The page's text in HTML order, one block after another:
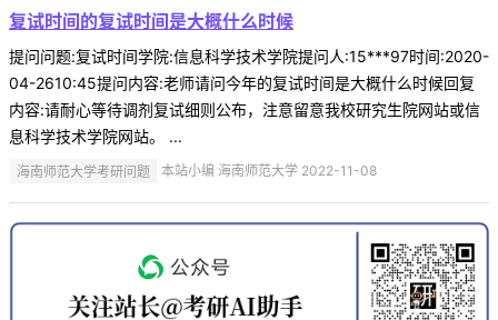
复试时间的复试时间是大概什么时候
提问问题:复试时间学院:信息科学技术学院提问人:15***97时间:2020-
04-2610:45提问内容:老师请问今年的复试时间是大概什么时候回复
内容:请耐心等待调剂复试细则公布，注意留意我校研究生院网站或信
息科学技术学院网站。 ...
海南师范大学考研问题 本站小编 海南师范大学 2022-11-08